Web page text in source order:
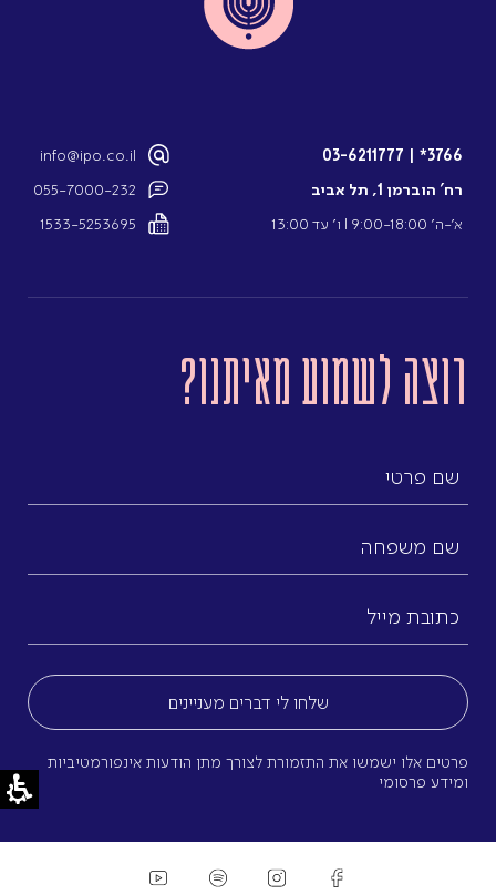
3766*
|
03-6211777
רח’ הוברמן 1, תל אביב
א’-ה’ 9:00-18:00 l ו’ עד 13:00
info@ipo.co.il
055-7000-232
1533-5253695
רוצה לשמוע מאיתנו?
פרטי
משפחה
מייל
פרטים אלו ישמשו את התזמורת לצורך מתן הודעות אינפורמטיביות
ומידע פרסומי